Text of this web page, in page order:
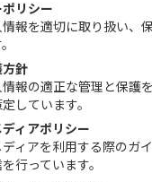
リシー
報を適切に取り扱い、
針
情報の適正な管理と保護
しています。
ィアポリシー
ィアを利用する際のガ
行っています。